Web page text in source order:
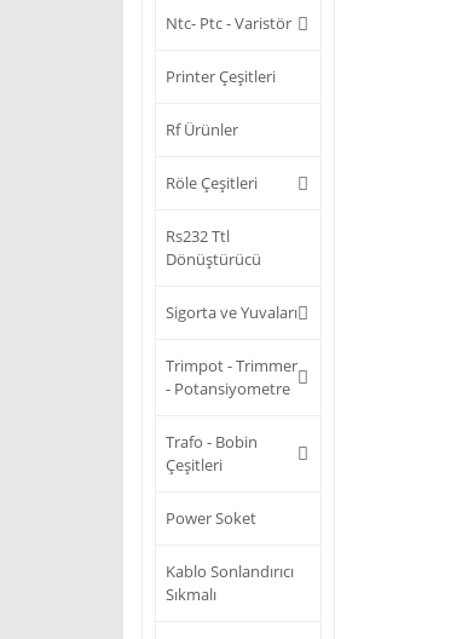
Ntc- Ptc - Varistör
Printer Çeşitleri
Rf Ürünler
Röle Çeşitleri
Rs232 Ttl
Dönüştürücü
Sigorta ve Yuvaları
Trimpot - Trimmer
- Potansiyometre
Trafo - Bobin
Çeşitleri
Power Soket
Kablo Sonlandırıcı
Sıkmalı